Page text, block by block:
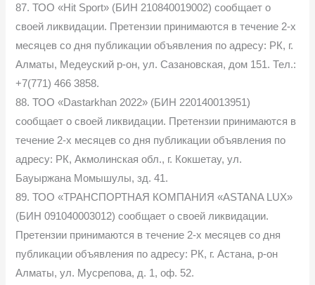
87. ТОО «Hit Sport» (БИН 210840019002) сообщает о
своей ликвидации. Претензии принимаются в течение 2-х
месяцев со дня публикации объявления по адресу: РК, г.
Алматы, Медеуский р-он, ул. Сазановская, дом 151. Тел.:
+7(771) 466 3858.
88. ТОО «Dastarkhan 2022» (БИН 220140013951)
сообщает о своей ликвидации. Претензии принимаются в
течение 2-х месяцев со дня публикации объявления по
адресу: РК, Акмолинская обл., г. Кокшетау, ул.
Бауыржана Момышулы, зд. 41.
89. ТОО «ТРАНСПОРТНАЯ КОМПАНИЯ «ASTANA LUX»
(БИН 091040003012) сообщает о своей ликвидации.
Претензии принимаются в течение 2-х месяцев со дня
публикации объявления по адресу: РК, г. Астана, р-он
Алматы, ул. Мусрепова, д. 1, оф. 52.